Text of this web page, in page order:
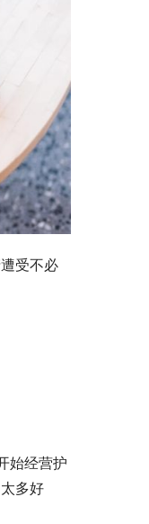
受不必
始经营护
多好